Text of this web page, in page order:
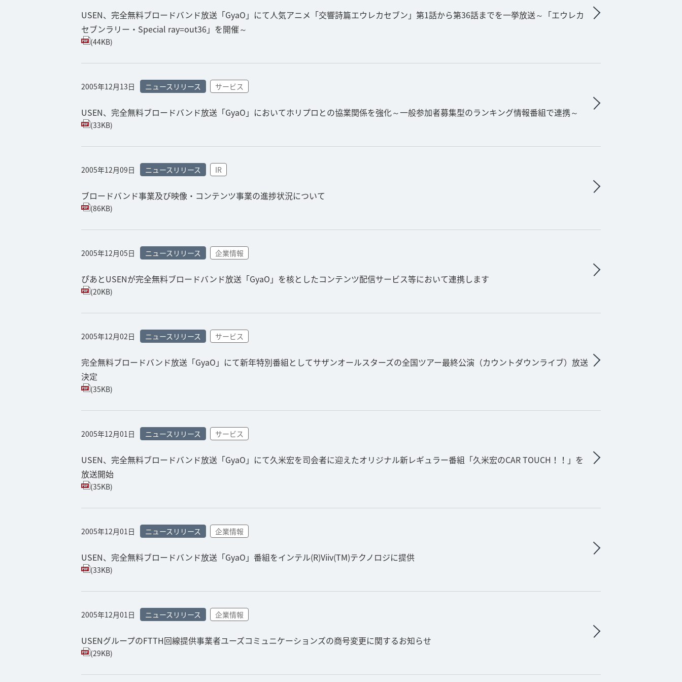
USEN、完全無料ブロードバンド放送「GyaO」にて人気アニメ「交響詩篇エウレカセブン」第1話から第36話までを一挙放送～「エウレカ
セブンラリー・Special ray=out36」を開催～
(44KB)
2005年12月13日 ニュースリリース サービス
USEN、完全無料ブロードバンド放送「GyaO」においてホリプロとの協業関係を強化～一般参加者募集型のランキング情報番組で連携～
(33KB)
2005年12月09日 ニュースリリース IR
ブロードバンド事業及び映像・コンテンツ事業の進捗状況について
(86KB)
2005年12月05日 ニュースリリース 企業情報
ぴあとUSENが完全無料ブロードバンド放送「GyaO」を核としたコンテンツ配信サービス等において連携します
(20KB)
2005年12月02日 ニュースリリース サービス
完全無料ブロードバンド放送「GyaO」にて新年特別番組としてサザンオールスターズの全国ツアー最終公演（カウントダウンライブ）放送
決定
(35KB)
2005年12月01日 ニュースリリース サービス
USEN、完全無料ブロードバンド放送「GyaO」にて久米宏を司会者に迎えたオリジナル新レギュラー番組「久米宏のCAR TOUCH！！」を
放送開始
(35KB)
2005年12月01日 ニュースリリース 企業情報
USEN、完全無料ブロードバンド放送「GyaO」番組をインテル(R)Viiv(TM)テクノロジに提供
(33KB)
2005年12月01日 ニュースリリース 企業情報
USENグループのFTTH回線提供事業者ユーズコミュニケーションズの商号変更に関するお知らせ
(29KB)